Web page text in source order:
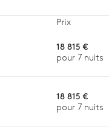
Prix
18 815 €
pour 7 nuits
18 815 €
pour 7 nuits